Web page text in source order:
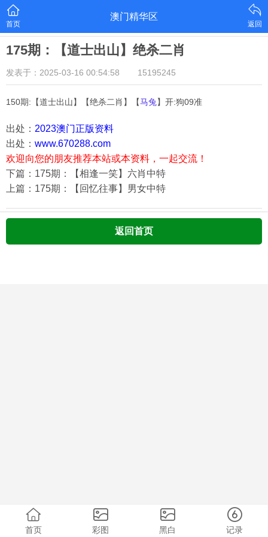
首页
澳门精华区
返回
175期：【道士出山】绝杀二肖
发表于：2025-03-16 00:54:58 15195245
150期:【道士出山】【绝杀二肖】【马兔 】开:狗09准
出处： 2023澳门正版资料
出处： www.670288.com
欢迎向您的朋友推荐本站或本资料，一起交流！
下篇：175期：【相逢一笑】六肖中特
上篇：175期：【回忆往事】男女中特
返回首页
首页 彩图 黑白 记录